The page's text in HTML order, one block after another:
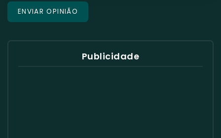
Publicidade